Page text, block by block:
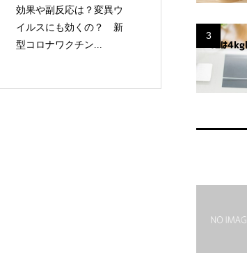
効果や副反応は？変異ウ
イルスにも効くの？ 新
型コロナワクチン...
3